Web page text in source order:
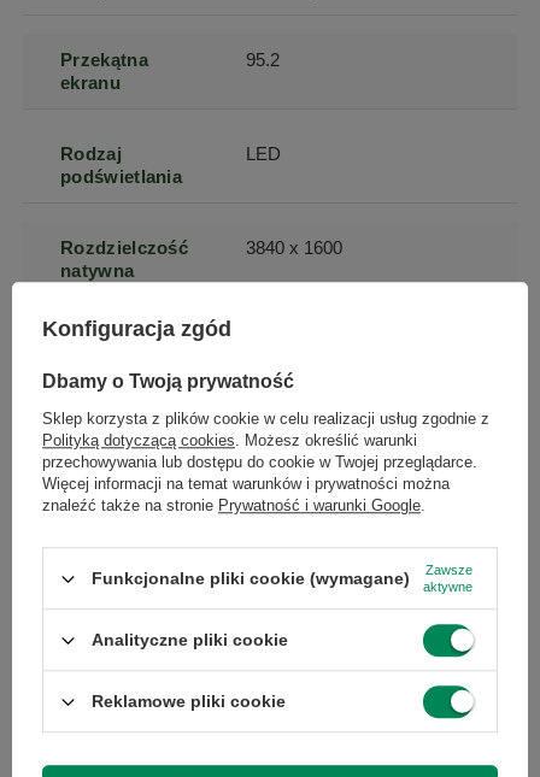
Przekątna
ekranu
95.2
Rodzaj
podświetlania
LED
Rozdzielczość
natywna
3840 x 1600
Typ matrycy
Czas reakcji 1
Powłoka
matrycy
matowa
Proporcje
21:9
Kontrast
statyczny (x:1)
1000
Kąt widzenia w
178
Konfiguracja zgód
Dbamy o Twoją prywatność
Sklep korzysta z plików cookie w celu realizacji usług zgodnie z
Polityką dotyczącą cookies. Możesz określić warunki
przechowywania lub dostępu do cookie w Twojej przeglądarce.
Więcej informacji na temat warunków i prywatności można
znaleźć także na stronie Prywatność i warunki Google.
Funkcjonalne pliki cookie (wymagane)
Zawsze
aktywne
Analityczne pliki cookie
Reklamowe pliki cookie